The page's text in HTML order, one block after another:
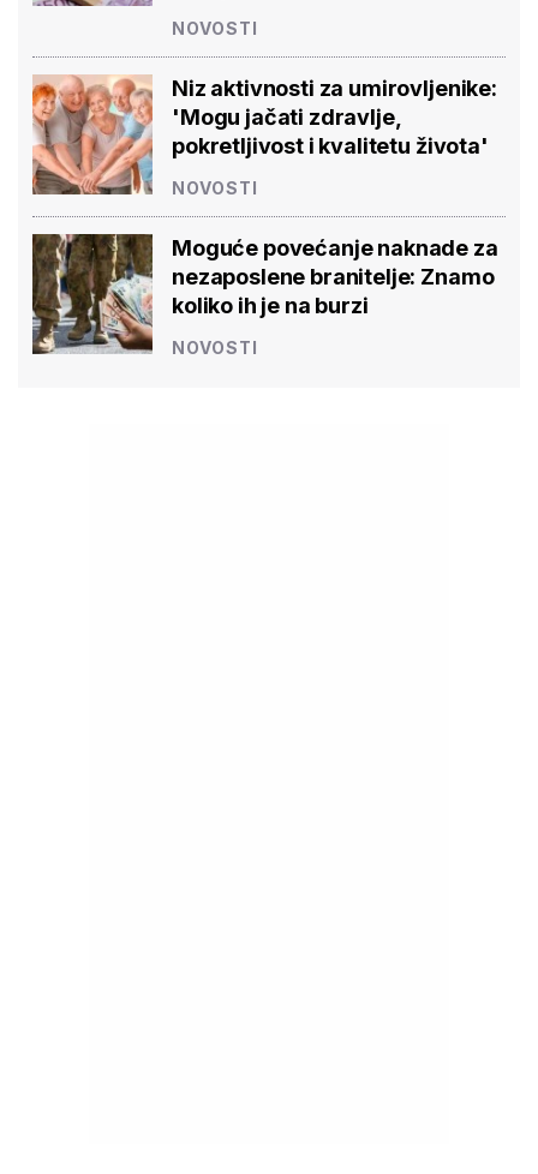
NOVOSTI
Niz aktivnosti za umirovljenike:
'Mogu jačati zdravlje,
pokretljivost i kvalitetu života'
NOVOSTI
Moguće povećanje naknade za
nezaposlene branitelje: Znamo
koliko ih je na burzi
NOVOSTI